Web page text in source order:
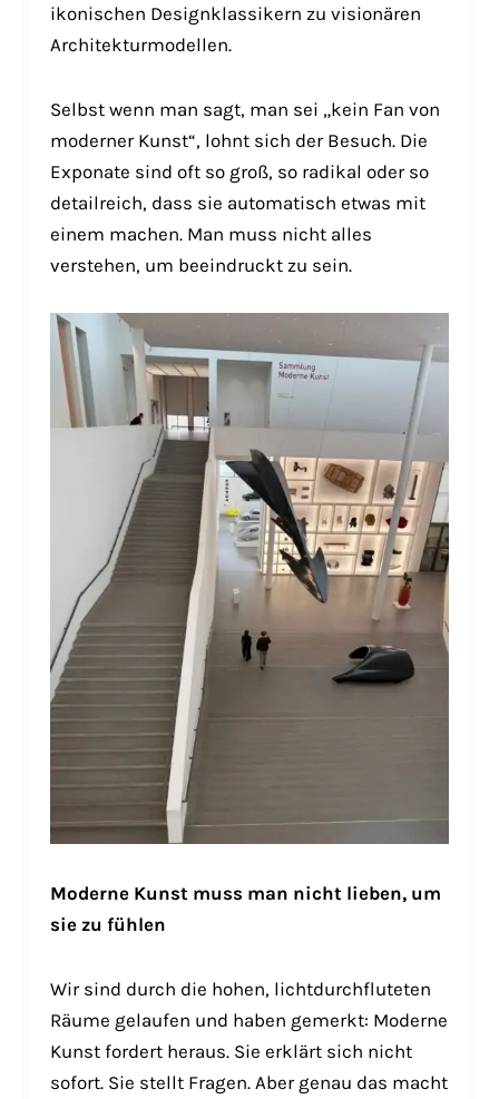
ikonischen Designklassikern zu visionären
Architekturmodellen.
Selbst wenn man sagt, man sei „kein Fan von
moderner Kunst“, lohnt sich der Besuch. Die
Exponate sind oft so groß, so radikal oder so
detailreich, dass sie automatisch etwas mit
einem machen. Man muss nicht alles
verstehen, um beeindruckt zu sein.
Moderne Kunst muss man nicht lieben, um
sie zu fühlen
Wir sind durch die hohen, lichtdurchfluteten
Räume gelaufen und haben gemerkt: Moderne
Kunst fordert heraus. Sie erklärt sich nicht
sofort. Sie stellt Fragen. Aber genau das macht